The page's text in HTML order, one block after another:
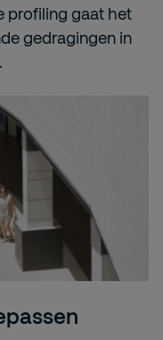
profiling gaat het
gedragingen in